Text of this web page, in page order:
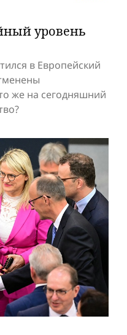
уровень
в Европейский
же на сегодняшний